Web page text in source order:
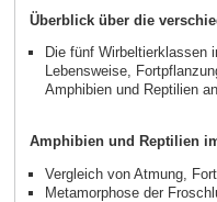
Überblick über die
Die fünf Wirbeltierklassen
Lebensweise,
Amphibien und Reptilien
Amphibien und Reptilien
Vergleich von Atmung,
Metamorphose der